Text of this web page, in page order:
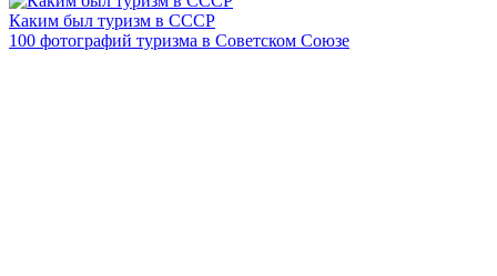
Каким был туризм в СССР
100 фотографий туризма в Советском Союзе